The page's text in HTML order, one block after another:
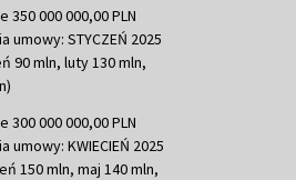
350 000 000,00 PLN
umowy: STYCZEŃ 2025
90 mln, luty 130 mln,
300 000 000,00 PLN
umowy: KWIECIEŃ 2025
150 mln, maj 140 mln,